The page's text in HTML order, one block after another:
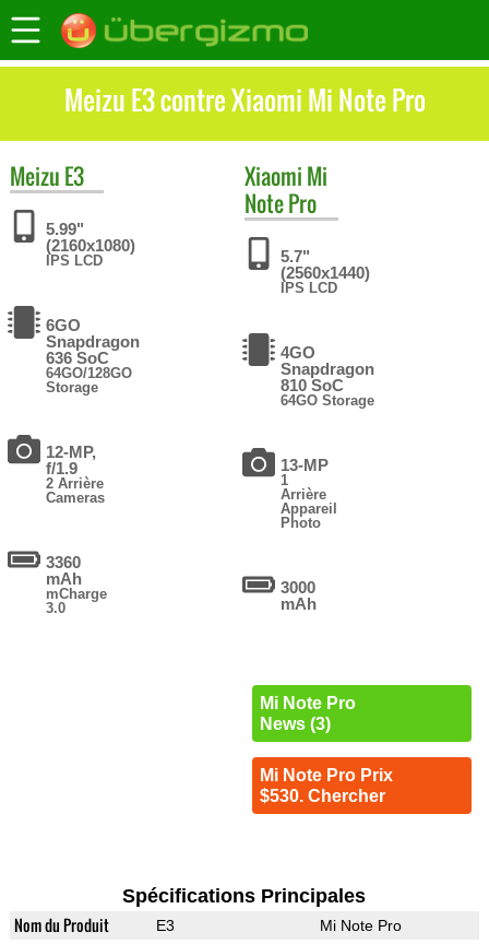
Meizu E3 contre Xiaomi Mi Note Pro
Meizu E3
5.99"
(2160x1080)
IPS LCD
6GO
Snapdragon
636 SoC
64GO/128GO
Storage
12-MP,
f/1.9
2 Arrière
Cameras
3360
mAh
mCharge
3.0
Xiaomi Mi
Note Pro
5.7"
(2560x1440)
IPS LCD
4GO
Snapdragon
810 SoC
64GO Storage
13-MP
1
Arrière
Appareil
Photo
3000
mAh
Mi Note Pro
News (3)
Mi Note Pro Prix
$530. Chercher
Spécifications Principales
Nom du Produit E3 Mi Note Pro